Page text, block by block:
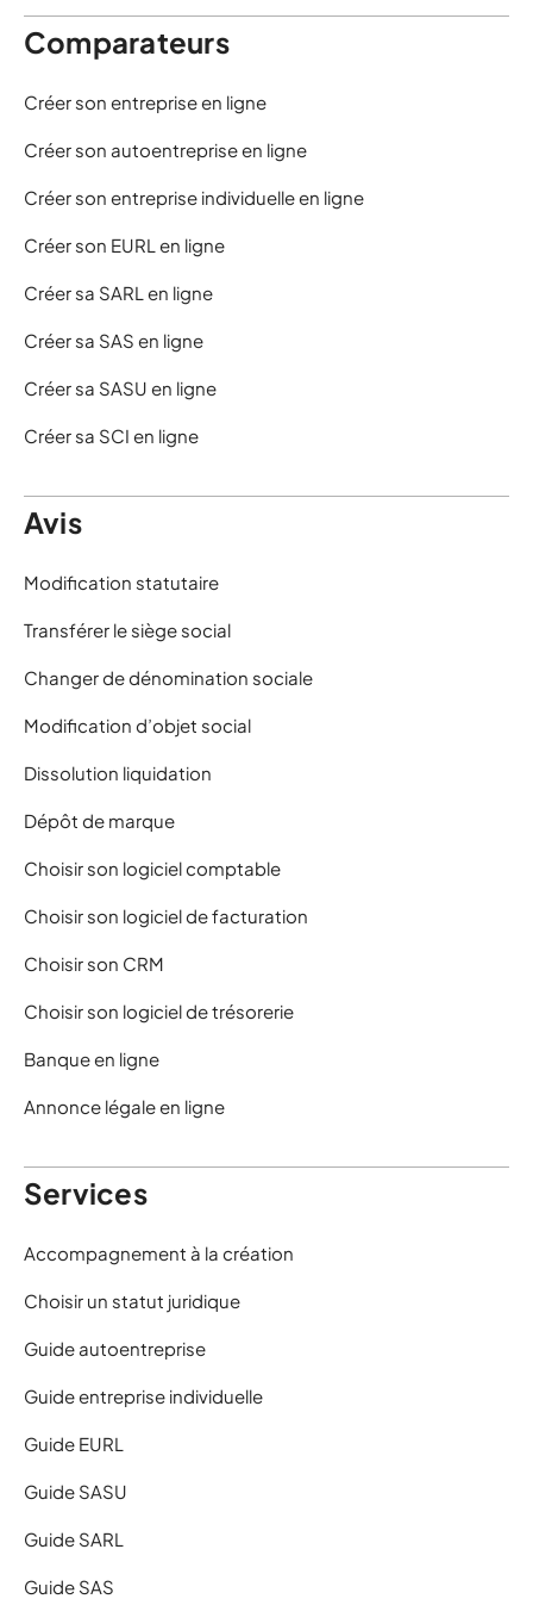
Comparateurs
Créer son entreprise en ligne
Créer son autoentreprise en ligne
Créer son entreprise individuelle en ligne
Créer son EURL en ligne
Créer sa SARL en ligne
Créer sa SAS en ligne
Créer sa SASU en ligne
Créer sa SCI en ligne
Avis
Modification statutaire
Transférer le siège social
Changer de dénomination sociale
Modification d’objet social
Dissolution liquidation
Dépôt de marque
Choisir son logiciel comptable
Choisir son logiciel de facturation
Choisir son CRM
Choisir son logiciel de trésorerie
Banque en ligne
Annonce légale en ligne
Services
Accompagnement à la création
Choisir un statut juridique
Guide autoentreprise
Guide entreprise individuelle
Guide EURL
Guide SASU
Guide SARL
Guide SAS